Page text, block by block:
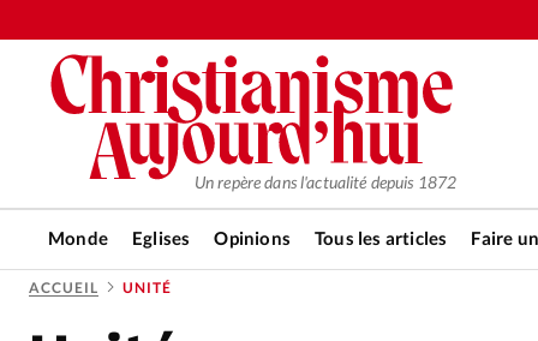
Un repère dans l'actualité depuis 1872
Monde Eglises Opinions Tous les articles Faire
ACCUEIL UNITÉ